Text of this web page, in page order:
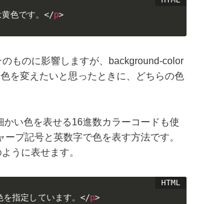
色です。</p>
ものに影響しますが、background-color
を変えたいと思ったときに、どちらの色
い色を表せる16進数カラーコードも使
ープ記号と英数字で色を表す方法です。
うに表せます。
を指定しています。</p>